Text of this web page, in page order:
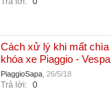
Cách xử lý khi mất chìa
khóa xe Piaggio - Vespa
PiaggioSapa 26/5/18
Trả lời: 0